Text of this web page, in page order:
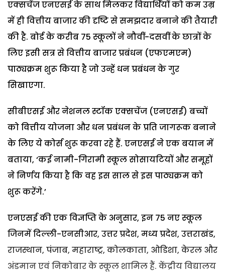
एक्सचेंज एनएसई के साथ मिलकर विद्यार्थियों को कम उम्र
में ही वित्तीय बाजार की दृष्टि से समझदार बनाने की तैयारी
की है. बोर्ड के करीब 75 स्कूलों ने नौवीं-दसवीं के छात्रों के
लिए इसी सत्र से वित्तीय बाजार प्रबंधन (एफएमएम)
पाठ्यक्रम शुरू किया है जो उन्हें धन प्रबंधन के गुर
सिखाएगा.
सीबीएसई और नेशनल स्टॉक एक्सचेंज (एनएसई) बच्चों
को वित्तीय योजना और धन प्रबंधन के प्रति जागरूक बनाने
के लिए ये कोर्स शुरू करवा रहे हैं. एनएसई ने एक बयान में
बताया, ‘कई नामी-गिरामी स्कूल सोसायटियों और समूहों
ने निर्णय किया है कि वह इस साल से इस पाठ्यक्रम को
शुरू करेंगे.’
एनएसई की एक विज्ञप्ति के अनुसार, इन 75 नए स्कूल
जिनमें दिल्ली-एनसीआर, उत्तर प्रदेश, मध्य प्रदेश, उत्तराखंड,
राजस्थान, पंजाब, महाराष्ट्र, कोलकाता, ओडिशा, केरल और
अंडमान एवं निकोबार के स्कूल शामिल हैं. केंद्रीय विद्यालय